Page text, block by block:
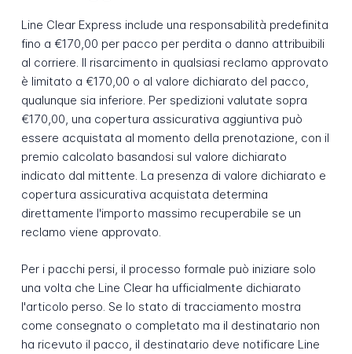
Line Clear Express include una responsabilità predefinita
fino a €170,00 per pacco per perdita o danno attribuibili
al corriere. Il risarcimento in qualsiasi reclamo approvato
è limitato a €170,00 o al valore dichiarato del pacco,
qualunque sia inferiore. Per spedizioni valutate sopra
€170,00, una copertura assicurativa aggiuntiva può
essere acquistata al momento della prenotazione, con il
premio calcolato basandosi sul valore dichiarato
indicato dal mittente. La presenza di valore dichiarato e
copertura assicurativa acquistata determina
direttamente l'importo massimo recuperabile se un
reclamo viene approvato.
Per i pacchi persi, il processo formale può iniziare solo
una volta che Line Clear ha ufficialmente dichiarato
l'articolo perso. Se lo stato di tracciamento mostra
come consegnato o completato ma il destinatario non
ha ricevuto il pacco, il destinatario deve notificare Line